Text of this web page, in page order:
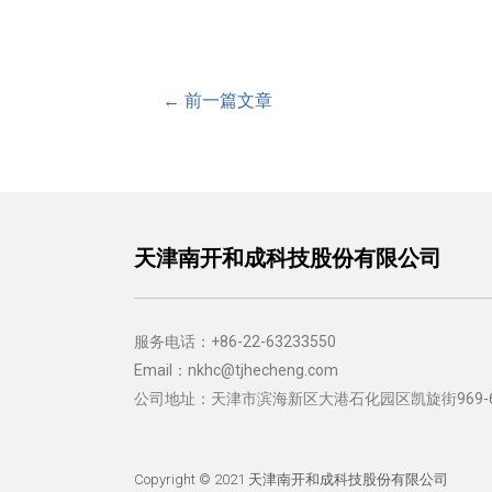
← 前一篇文章
天津南开和成科技股份有限公司
服务电话：+86-22-63233550
Email：nkhc@tjhecheng.com
公司地址：天津市滨海新区大港石化园区凯旋街
Copyright © 2021 天津南开和成科技股份有限公司